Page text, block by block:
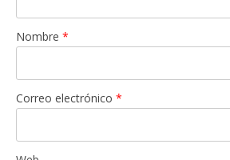
Nombre *
Correo electrónico *